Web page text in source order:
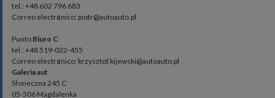
tel.: +48 602 796 683
Correo electr¢nico: piotr@autoauto.pl
Punto Biuro C
tel.: +48 519-022-455
Correo electr¢nico: krzysztof.kijewski@autoauto.pl
Galeria aut
Słoneczna 245 C
05-506 Magdalenka